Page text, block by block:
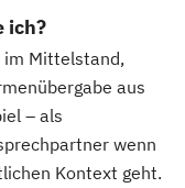
ich?
Mittelstand,
aus
– als
wenn
Kontext geht.